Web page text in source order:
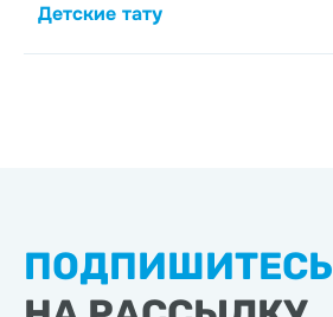
Детские тату
ПОДПИШИТЕСЬ